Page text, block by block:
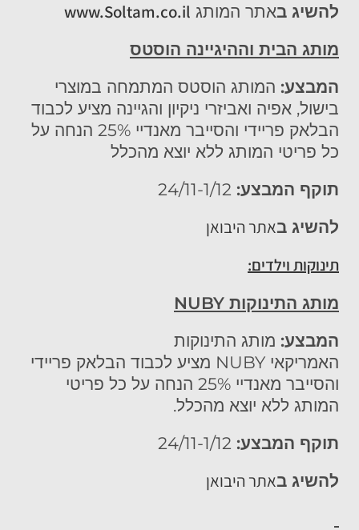
להשיג באתר המותג www.Soltam.co.il
מותג הבית וההיגיינה הוסטס
המבצע: המותג הוסטס המתמחה במוצרי
בישול, אפיה ואביזרי ניקיון והגיינה מציע לכבוד
הבלאק פריידי והסייבר מאנדיי 25% הנחה על
כל פריטי המותג ללא יוצא מהכלל
תוקף המבצע:
להשיג באתר היבואן
תינוקות וילדים:
מותג התינוקות NUBY
המבצע: מותג התינוקות
האמריקאי NUBY מציע לכבוד הבלאק פריידי
והסייבר מאנדיי 25% הנחה על כל פריטי
המותג ללא יוצא מהכלל.
תוקף המבצע:
להשיג באתר היבואן